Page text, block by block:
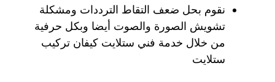
نقوم بحل ضعف التقاط الترددات ومشكلة
تشويش الصورة والصوت أيضا وبكل حرفية
من خلال خدمة فني ستلايت كيفان تركيب
ستلايت